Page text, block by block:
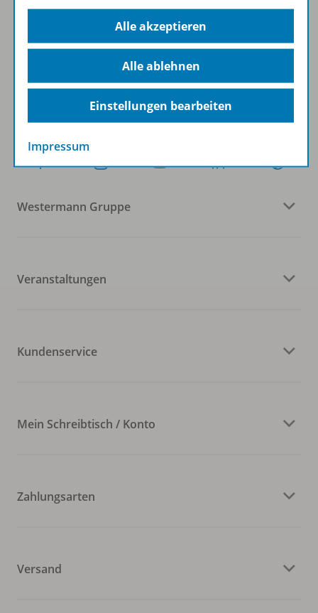
Zum Newsletter anmelden
Folgen Sie uns auf Social Media
Westermann Gruppe
Veranstaltungen
Kundenservice
Mein Schreibtisch / Konto
Zahlungsarten
Versand
Alle akzeptieren
Alle ablehnen
Einstellungen bearbeiten
Impressum